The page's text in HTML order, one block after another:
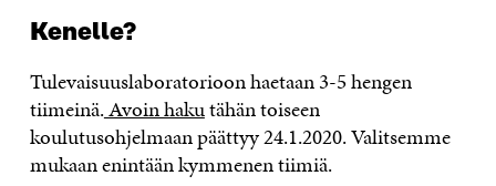
Kenelle?
Tulevaisuuslaboratorioon haetaan 3-5 hengen
tiimeinä.Avoin hakutähän toiseen
koulutusohjelmaan päättyy 24.1.2020. Valitsemme
mukaan enintään kymmenen tiimiä.